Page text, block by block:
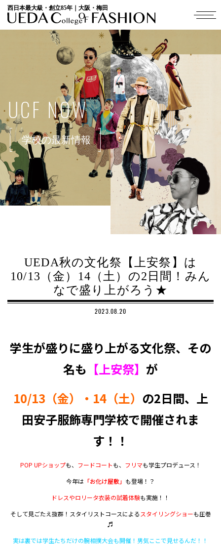
西日本最大級・創立85年｜大阪・梅田
UCF NOW
学校の最新情報
UEDA秋の文化祭【上安祭】は
10/13（金）14（土）の2日間！みん
なで盛り上がろう★
2023.08.20
学生が盛りに盛り上がる文化祭、その
名も 【上安祭】 が
10/13（金）・14（土） の2日間、上
田安子服飾専門学校で開催されま
す！！
POP UPショップも、 フードコートも、 フリマも学生プロデュース！
今年は 「お化け屋敷」 も登場！？
ドレスやロリータ衣装の試着体験も実施！！
そして見ごたえ抜群！スタイリストコースによる スタイリングショーも圧巻
♬
実は裏では学生たちだけの腕相撲大会も開催！男気ここで見せるんだ！！